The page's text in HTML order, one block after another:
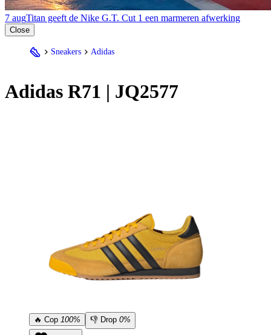
7 augTitan geeft de Nike G.T. Cut 1 een marmeren afwerking
Close
Sneakers Adidas
Adidas R71 | JQ2577
🔥 Cop 100% 👎 Drop 0%